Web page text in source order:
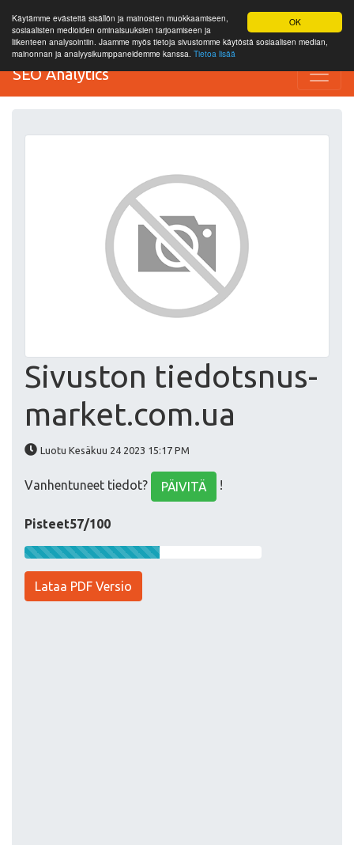
OK
Käytämme evästeitä sisällön ja mainosten muokkaamiseen,
sosiaalisten medioiden ominaisuuksien tarjoamiseen ja
liikenteen analysointiin. Jaamme myös tietoja sivustomme käytöstä sosiaalisen median,
mainonnan ja analyysikumppaneidemme kanssa. Tietoa lisää
SEO Analytics
Sivuston tiedotsnus-
market.com.ua
Luotu Kesäkuu 24 2023 15:17 PM
Vanhentuneet tiedot? PÄIVITÄ !
Pisteet57/100
Lataa PDF Versio